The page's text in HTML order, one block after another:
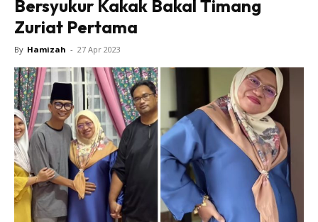
Bersyukur Kakak Bakal Timang
Zuriat Pertama
By Hamizah - 27 Apr 2023